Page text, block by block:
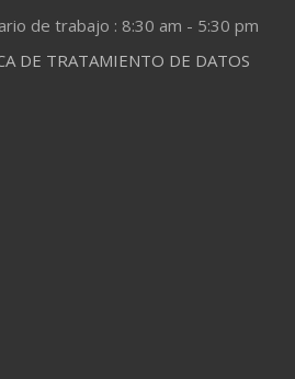
de trabajo : 8:30 am - 5:30 pm
DE TRATAMIENTO DE DATOS